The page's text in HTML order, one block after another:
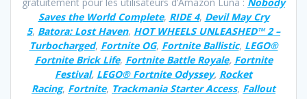
Saves the World Complete, RIDE 4, Devil May Cry
5, Batora: Lost Haven, HOT WHEELS UNLEASHED™ 2 –
Turbocharged, Fortnite OG, Fortnite Ballistic, LEGO®
Fortnite Brick Life, Fortnite Battle Royale, Fortnite
Festival, LEGO® Fortnite Odyssey, Rocket
Racing, Fortnite, Trackmania Starter Access, Fallout